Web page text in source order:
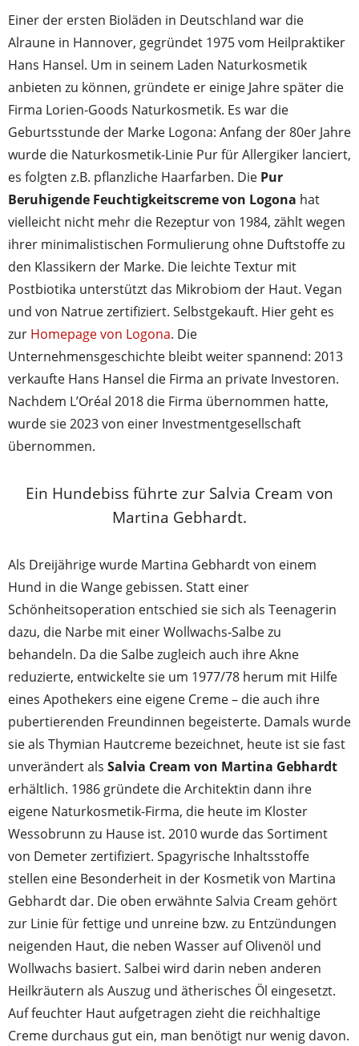
Einer der ersten Bioläden in Deutschland war die
Alraune in Hannover, gegründet 1975 vom Heilpraktiker
Hans Hansel. Um in seinem Laden Naturkosmetik
anbieten zu können, gründete er einige Jahre später die
Firma Lorien-Goods Naturkosmetik. Es war die
Geburtsstunde der Marke Logona: Anfang der 80er Jahre
wurde die Naturkosmetik-Linie Pur für Allergiker lanciert,
es folgten z.B. pflanzliche Haarfarben. Die Pur
Beruhigende Feuchtigkeitscreme von Logona hat
vielleicht nicht mehr die Rezeptur von 1984, zählt wegen
ihrer minimalistischen Formulierung ohne Duftstoffe zu
den Klassikern der Marke. Die leichte Textur mit
Postbiotika unterstützt das Mikrobiom der Haut. Vegan
und von Natrue zertifiziert. Selbstgekauft. Hier geht es
zur Homepage von Logona. Die
Unternehmensgeschichte bleibt weiter spannend: 2013
verkaufte Hans Hansel die Firma an private Investoren.
Nachdem L’Oréal 2018 die Firma übernommen hatte,
wurde sie 2023 von einer Investmentgesellschaft
übernommen.
Ein Hundebiss führte zur Salvia Cream von
Martina Gebhardt.
Als Dreijährige wurde Martina Gebhardt von einem
Hund in die Wange gebissen. Statt einer
Schönheitsoperation entschied sie sich als Teenagerin
dazu, die Narbe mit einer Wollwachs-Salbe zu
behandeln. Da die Salbe zugleich auch ihre Akne
reduzierte, entwickelte sie um 1977/78 herum mit Hilfe
eines Apothekers eine eigene Creme – die auch ihre
pubertierenden Freundinnen begeisterte. Damals wurde
sie als Thymian Hautcreme bezeichnet, heute ist sie fast
unverändert als Salvia Cream von Martina Gebhardt
erhältlich. 1986 gründete die Architektin dann ihre
eigene Naturkosmetik-Firma, die heute im Kloster
Wessobrunn zu Hause ist. 2010 wurde das Sortiment
von Demeter zertifiziert. Spagyrische Inhaltsstoffe
stellen eine Besonderheit in der Kosmetik von Martina
Gebhardt dar. Die oben erwähnte Salvia Cream gehört
zur Linie für fettige und unreine bzw. zu Entzündungen
neigenden Haut, die neben Wasser auf Olivenöl und
Wollwachs basiert. Salbei wird darin neben anderen
Heilkräutern als Auszug und ätherisches Öl eingesetzt.
Auf feuchter Haut aufgetragen zieht die reichhaltige
Creme durchaus gut ein, man benötigt nur wenig davon.